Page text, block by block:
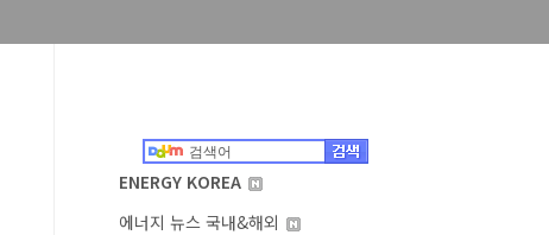
ENERGY KOREA
에너지 뉴스 국내&해외